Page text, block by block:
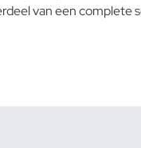
van een complete